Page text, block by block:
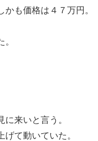
も価格は４７万円。
来いと言う。
て動いていた。